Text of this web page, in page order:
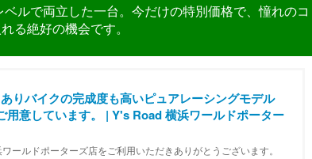
ルで両立した一台。今だけの特別価格で、憧れのコ
る絶好の機会です。
りバイクの完成度も高いピュアレーシングモデル
用意しています。 | Y's Road 横浜ワールドポーター
ールドポーターズ店をご利用いただきありがとうございます。